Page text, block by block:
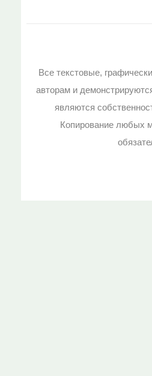
Все текстовые,
авторам и
являются
Копирование любых